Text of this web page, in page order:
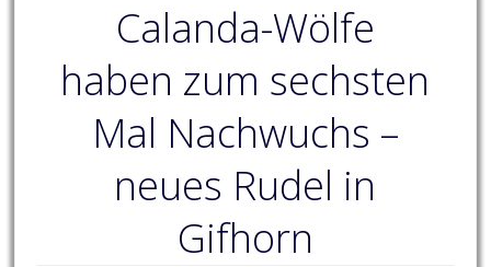
Calanda-Wölfe
haben zum sechsten
Mal Nachwuchs –
neues Rudel in
Gifhorn